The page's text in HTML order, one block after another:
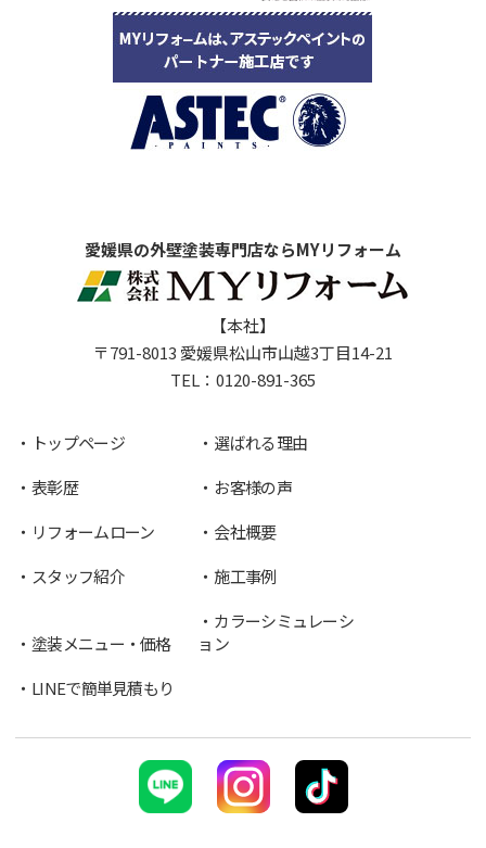
愛媛県の外壁塗装専門店ならMYリフォーム
【本社】
〒791-8013 愛媛県松山市山越3丁目14-21
TEL： 0120-891-365
トップページ
選ばれる理由
表彰歴
お客様の声
リフォームローン
会社概要
スタッフ紹介
施工事例
塗装メニュー・価格
カラーシミュレーシ
ョン
LINEで簡単見積もり